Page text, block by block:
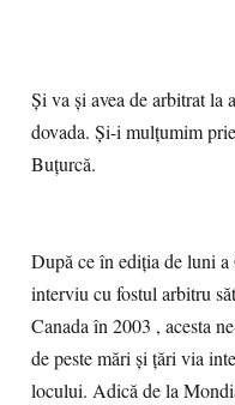
Și va și avea de arbitrat
dovada. Și-i mulțumim
Buțurcă.
După ce în ediția de luni
interviu cu fostul arbitru
Canada în 2003 , acesta
de peste mări și țări via
locului. Adică de la